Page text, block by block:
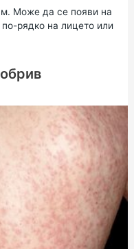
Може да се появи на
рядко на лицето или